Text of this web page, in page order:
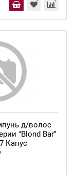
д/волос
"Blond Bar"
Капус